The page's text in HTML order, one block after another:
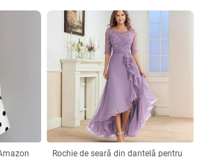
Rochie de seară din dantelă pentru